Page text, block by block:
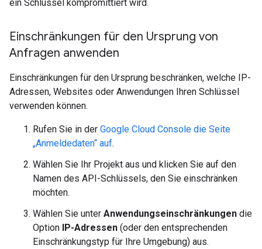
ein Schlüssel kompromittiert wird.
Einschränkungen für den Ursprung von
Anfragen anwenden
Einschränkungen für den Ursprung beschränken, welche IP-
Adressen, Websites oder Anwendungen Ihren Schlüssel
verwenden können.
Rufen Sie in der Google Cloud Console die Seite
„Anmeldedaten“ auf.
Wählen Sie Ihr Projekt aus und klicken Sie auf den
Namen des API-Schlüssels, den Sie einschränken
möchten.
Wählen Sie unter Anwendungseinschränkungen die
Option IP-Adressen (oder den entsprechenden
Einschränkungstyp für Ihre Umgebung) aus.